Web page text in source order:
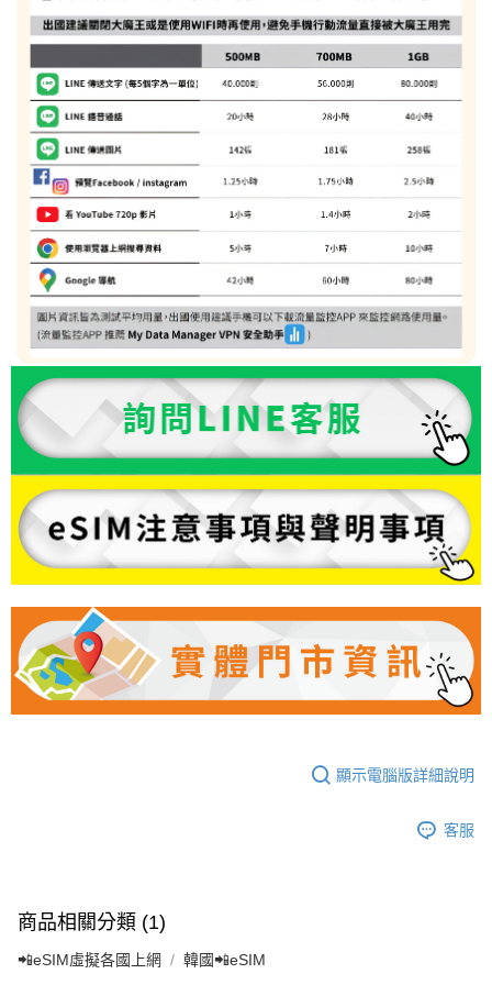
顯示電腦版詳細說明
客服
商品相關分類 (1)
📲eSIM虛擬各國上網 韓國📲eSIM